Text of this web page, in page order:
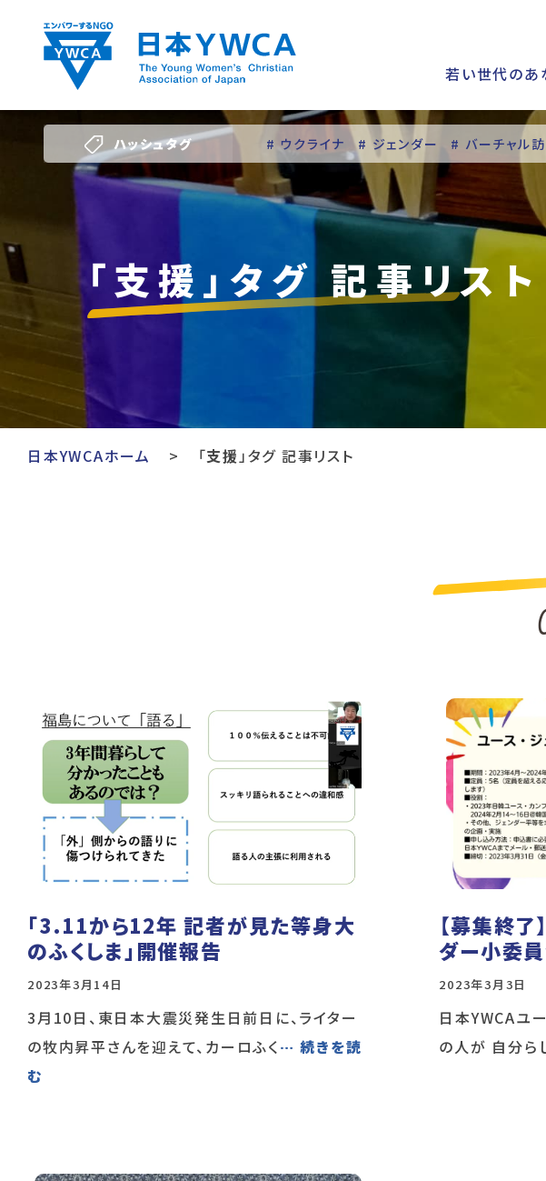
content
若い世代のあ
ハッシュタグ # ウクライナ # ジェンダー # バーチャル
# 若い女性のリーダーシップ
「支援」タグ 記事リスト
日本YWCAホーム 「支援」タグ 記事リスト
「3.11から12年 記者が見た等身大
のふくしま」開催報告
2023年3月14日
3月10日、東日本大震災発生日前日に、ライター
の牧内昇平さんを迎えて、カーロふく… 続きを読
む
【募集終
ダー小委
2023年3月3日
日本YWCAユ
の人が 自分ら